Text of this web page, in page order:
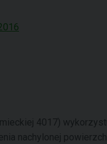
4017)
nachylonej